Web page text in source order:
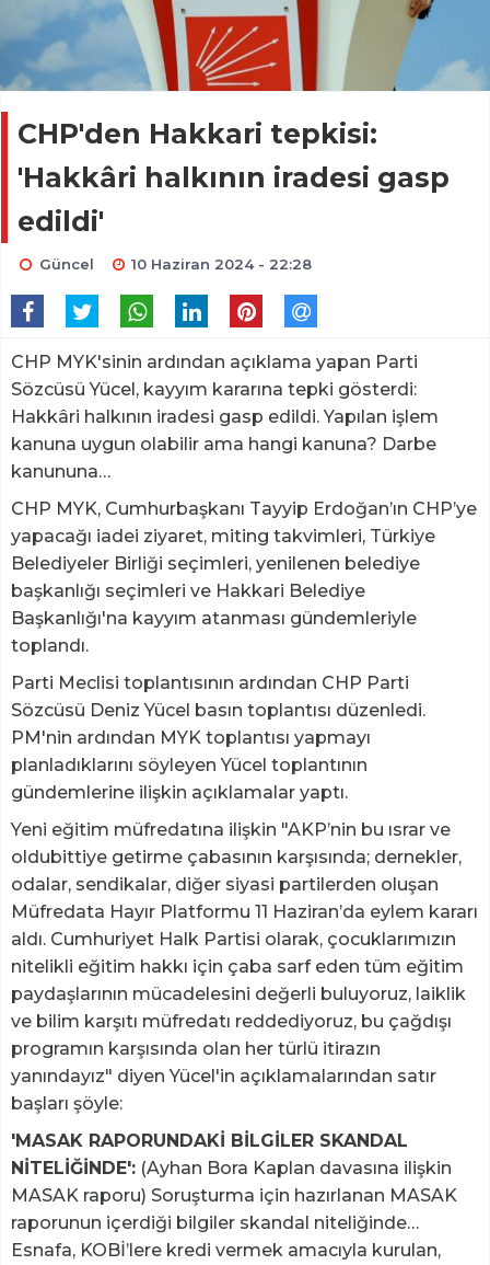
CHP'den Hakkari tepkisi:
'Hakkâri halkının iradesi gasp
edildi'
Güncel 10 Haziran 2024 - 22:28
CHP MYK'sinin ardından açıklama yapan Parti
Sözcüsü Yücel, kayyım kararına tepki gösterdi:
Hakkâri halkının iradesi gasp edildi. Yapılan işlem
kanuna uygun olabilir ama hangi kanuna? Darbe
kanununa…
CHP MYK, Cumhurbaşkanı Tayyip Erdoğan’ın CHP’ye
yapacağı iadei ziyaret, miting takvimleri, Türkiye
Belediyeler Birliği seçimleri, yenilenen belediye
başkanlığı seçimleri ve Hakkari Belediye
Başkanlığı'na kayyım atanması gündemleriyle
toplandı.
Parti Meclisi toplantısının ardından CHP Parti
Sözcüsü Deniz Yücel basın toplantısı düzenledi.
PM'nin ardından MYK toplantısı yapmayı
planladıklarını söyleyen Yücel toplantının
gündemlerine ilişkin açıklamalar yaptı.
Yeni eğitim müfredatına ilişkin "AKP’nin bu ısrar ve
oldubittiye getirme çabasının karşısında; dernekler,
odalar, sendikalar, diğer siyasi partilerden oluşan
Müfredata Hayır Platformu 11 Haziran’da eylem kararı
aldı. Cumhuriyet Halk Partisi olarak, çocuklarımızın
nitelikli eğitim hakkı için çaba sarf eden tüm eğitim
paydaşlarının mücadelesini değerli buluyoruz, laiklik
ve bilim karşıtı müfredatı reddediyoruz, bu çağdışı
programın karşısında olan her türlü itirazın
yanındayız" diyen Yücel'in açıklamalarından satır
başları şöyle:
'MASAK RAPORUNDAKİ BİLGİLER SKANDAL
NİTELİĞİNDE': (Ayhan Bora Kaplan davasına ilişkin
MASAK raporu) Soruşturma için hazırlanan MASAK
raporunun içerdiği bilgiler skandal niteliğinde…
Esnafa, KOBİ’lere kredi vermek amacıyla kurulan,